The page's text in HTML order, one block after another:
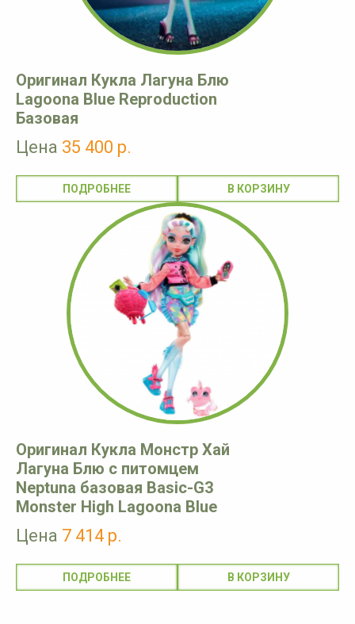
Оригинал Кукла Лагуна Блю
Lagoona Blue Reproduction
Базовая
Цена 35 400 р.
ПОДРОБНЕЕ
Оригинал Кукла Монстр Хай
Лагуна Блю с питомцем
Neptuna базовая Basic-G3
Monster High Lagoona Blue
Цена 7 414 р.
ПОДРОБНЕЕ